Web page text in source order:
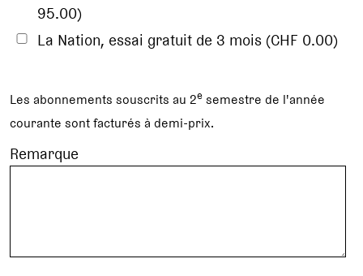
95.00)
La Nation, essai gratuit de 3 mois (CHF 0.00)
Les abonnements souscrits au 2e semestre de l'année
courante sont facturés à demi-prix.
Remarque